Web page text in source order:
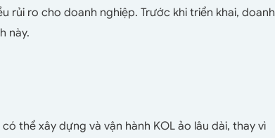
rủi ro cho doanh nghiệp. Trước khi triển khai, doanh
này.
thể xây dựng và vận hành KOL ảo lâu dài, thay vì